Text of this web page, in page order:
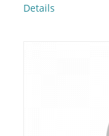
Details